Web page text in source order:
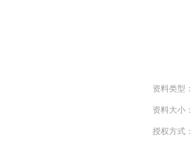
资料类型：
资料大小：
授权方式：